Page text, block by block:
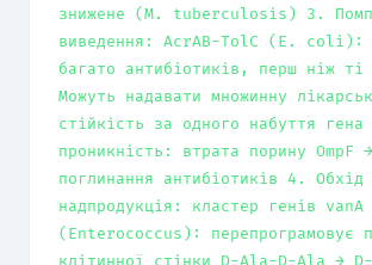
знижене (M. tuberculosis) 3.
виведення: AcrAB-TolC (E. coli):
багато антибіотиків, перш ніж ті
Можуть надавати множинну
стійкість за одного набуття гена
проникність: втрата порину OmpF
поглинання антибіотиків 4.
надпродукція: кластер генів vanA
(Enterococcus): перепрограмовує
клітинної стінки D-Ala-D-Ala →